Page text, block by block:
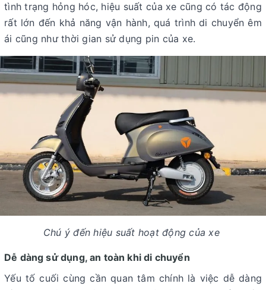
tình trạng hỏng hóc, hiệu suất của xe cũng có tác động
rất lớn đến khả năng vận hành, quá trình di chuyển êm
ái cũng như thời gian sử dụng pin của xe.
Chú ý đến hiệu suất hoạt động của xe
Dễ dàng sử dụng, an toàn khi di chuyển
Yếu tố cuối cùng cần quan tâm chính là việc dễ dàng